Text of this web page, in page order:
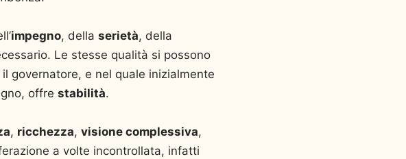
impegno, della serietà, della
Le stesse qualità si possono
governatore, e nel quale inizialmente
offre stabilità.
, ricchezza, visione complessiva,
a volte incontrollata, infatti